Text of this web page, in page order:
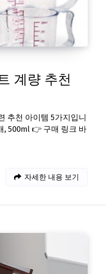
계량 추천
추천 아이템 5가지입니
, 500ml 👉 구매 링크 바
자세한 내용 보기